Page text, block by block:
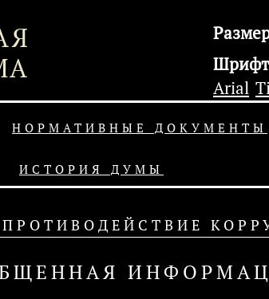
Arial
НОРМАТИВНЫЕ ДОКУМЕНТЫ
ИСТОРИЯ ДУМЫ
ПРОТИВОДЕЙСТВИЕ